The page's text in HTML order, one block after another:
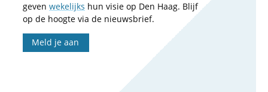
geven wekelijks hun visie op Den Haag. Blijf
op de hoogte via de nieuwsbrief.
Meld je aan